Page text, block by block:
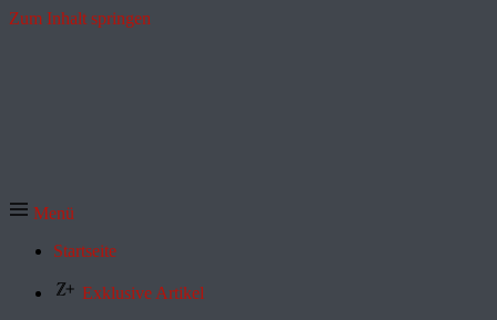
Zum Inhalt springen
Menü
Startseite
Exklusive Artikel